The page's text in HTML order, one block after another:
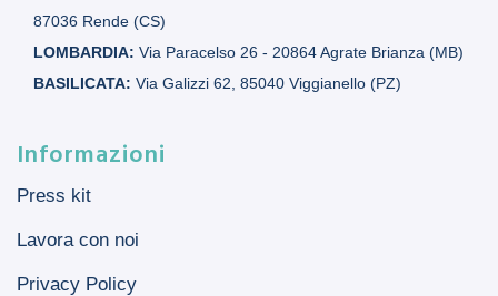
87036 Rende (CS)
LOMBARDIA: Via Paracelso 26 - 20864 Agrate Brianza (MB)
BASILICATA: Via Galizzi 62, 85040 Viggianello (PZ)
Informazioni
Press kit
Lavora con noi
Privacy Policy